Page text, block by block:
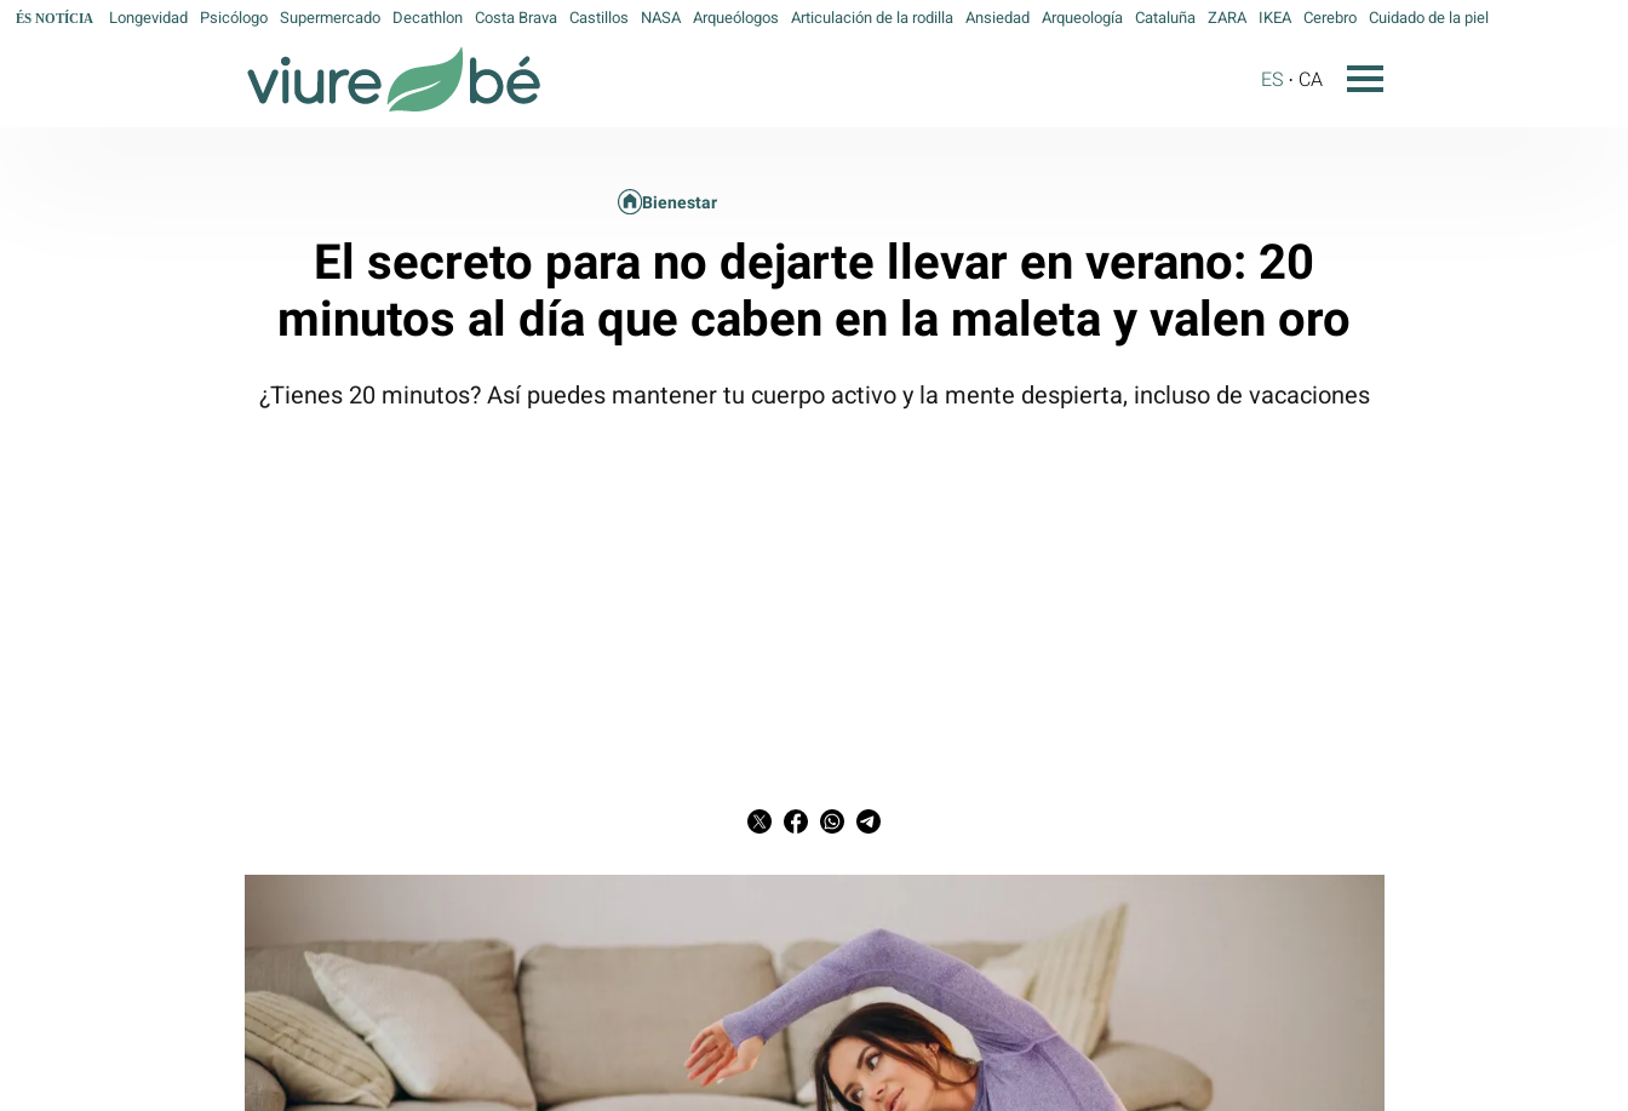
ÉS NOTÍCIA Longevidad Psicólogo Supermercado Decathlon Costa Brava Castillos NASA Arqueólogos Articulación de la rodilla Ansiedad Arqueología Cataluña ZARA IKEA Cerebro Cuidado de la piel
ES CA
Bienestar
El secreto para no dejarte llevar en verano: 20
minutos al día que caben en la maleta y valen oro
¿Tienes 20 minutos? Así puedes mantener tu cuerpo activo y la mente despierta, incluso de vacaciones